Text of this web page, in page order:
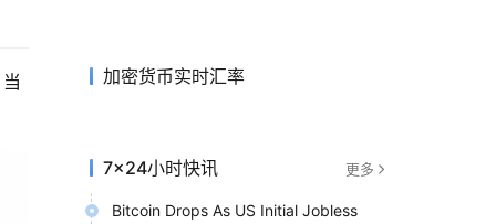
加密货币实时汇率
7×24小时快讯 更多
Bitcoin Drops As US Initial Jobless